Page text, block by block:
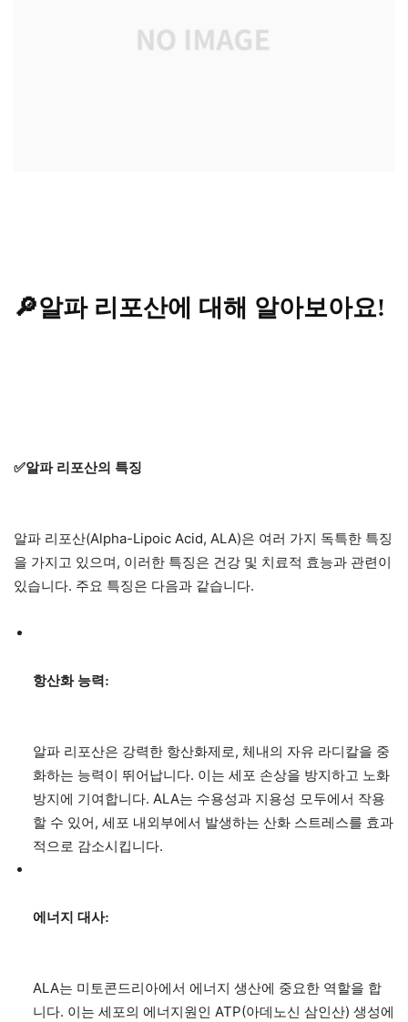
🔎알파 리포산에 대해 알아보아요!
✅알파 리포산의 특징
알파 리포산(Alpha-Lipoic Acid, ALA)은 여러 가지 독특한 특징
을 가지고 있으며, 이러한 특징은 건강 및 치료적 효능과 관련이
있습니다. 주요 특징은 다음과 같습니다.
항산화 능력:
알파 리포산은 강력한 항산화제로, 체내의 자유 라디칼을 중
화하는 능력이 뛰어납니다. 이는 세포 손상을 방지하고 노화
방지에 기여합니다. ALA는 수용성과 지용성 모두에서 작용
할 수 있어, 세포 내외부에서 발생하는 산화 스트레스를 효과
적으로 감소시킵니다.
에너지 대사:
ALA는 미토콘드리아에서 에너지 생산에 중요한 역할을 합
니다. 이는 세포의 에너지원인 ATP(아데노신 삼인산) 생성에